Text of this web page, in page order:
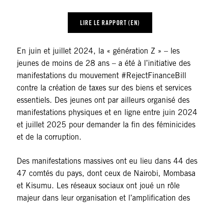
LIRE LE RAPPORT (EN)
En juin et juillet 2024, la « génération Z » – les
jeunes de moins de 28 ans – a été à l’initiative des
manifestations du mouvement #RejectFinanceBill
contre la création de taxes sur des biens et services
essentiels. Des jeunes ont par ailleurs organisé des
manifestations physiques et en ligne entre juin 2024
et juillet 2025 pour demander la fin des féminicides
et de la corruption.
Des manifestations massives ont eu lieu dans 44 des
47 comtés du pays, dont ceux de Nairobi, Mombasa
et Kisumu. Les réseaux sociaux ont joué un rôle
majeur dans leur organisation et l’amplification des